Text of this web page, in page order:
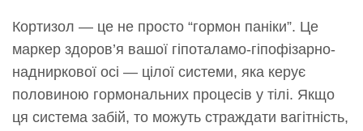
Кортизол — це не просто “гормон паніки”. Це
маркер здоров’я вашої гіпоталамо-гіпофізарно-
надниркової осі — цілої системи, яка керує
половиною гормональних процесів у тілі. Якщо
ця система забій, то можуть страждати вагітність,